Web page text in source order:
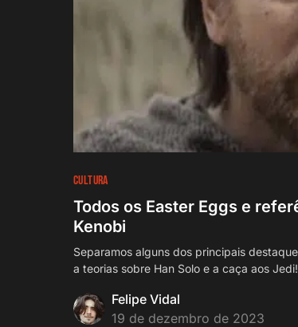
CULTURA
Todos os Easter Eggs e
Kenobi
Separamos alguns dos principais
a teorias sobre Han Solo e a caça aos Jedi!
Felipe Vidal
19 de dezembro de 2023